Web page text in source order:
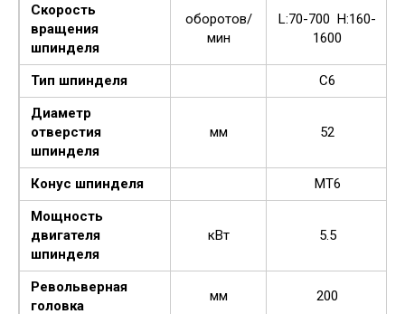
Скорость
вращения
шпинделя
оборотов/
мин
L:70-700 H:160-
1600
Тип шпинделя
C6
Диаметр
отверстия
шпинделя
мм 52
Конус шпинделя
MT6
Мощность
двигателя
шпинделя
кВт 5.5
Револьверная
головка
мм 200